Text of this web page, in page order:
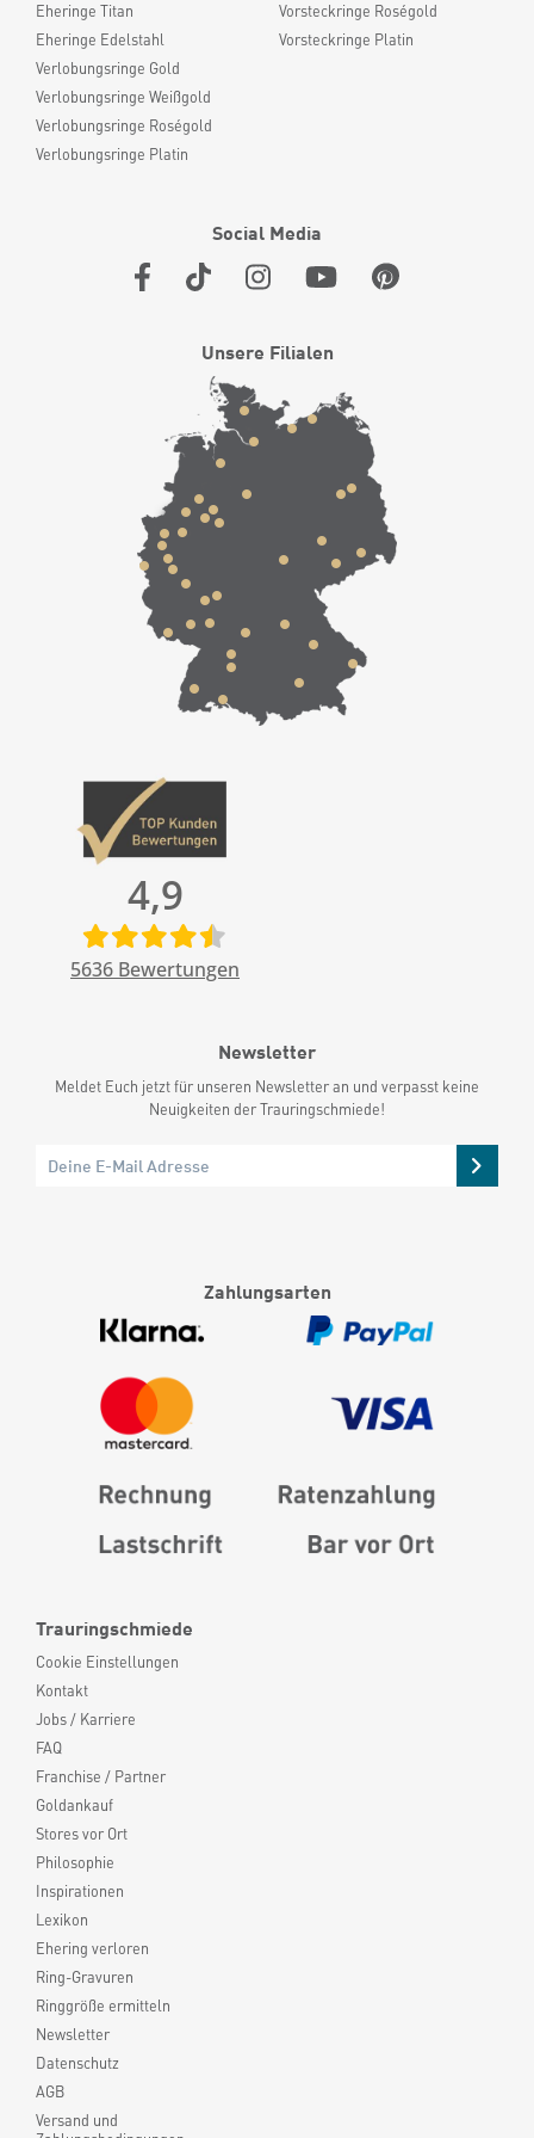
Eheringe Titan
Eheringe Edelstahl
Verlobungsringe Gold
Verlobungsringe Weißgold
Verlobungsringe Roségold
Verlobungsringe Platin
Vorsteckringe Roségold
Vorsteckringe Platin
Trauringschmiede
Cookie Einstellungen
Kontakt
Jobs / Karriere
FAQ
Franchise / Partner
Goldankauf
Stores vor Ort
Philosophie
Inspirationen
Lexikon
Ehering verloren
Ring-Gravuren
Ringgröße ermitteln
Newsletter
Datenschutz
AGB
Versand und
Social Media
Unsere Filialen
4,9
5636 Bewertungen
Newsletter
Meldet Euch jetzt für unseren Newsletter an und verpasst keine
Neuigkeiten der Trauringschmiede!
Zahlungsarten